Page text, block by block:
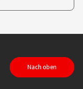
LinkedIn
Nach oben